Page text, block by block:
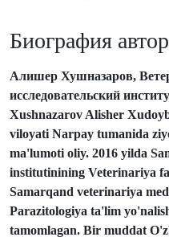
Биография
Алишер Хушназаров,
исследовательский
Xushnazarov Alisher
viloyati Narpay tumanida
ma'lumoti oliy. 2016 yilda
institutinining Veterinariya
Samarqand veterinariya
Parazitologiya ta'lim
tamomlagan. Bir muddat